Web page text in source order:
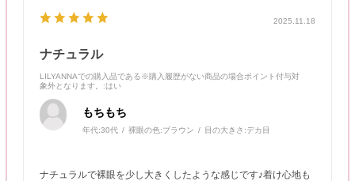
2025.11.18
ナチュラル
LILYANNAでの購入品である※購入履歴がない商品の場合ポイント付与対
象外となります。
:はい
もちもち
年代:30代 裸眼の色:ブラウン 目の大きさ:デカ目
ナチュラルで裸眼を少し大きくしたような感じです♪着け心地も